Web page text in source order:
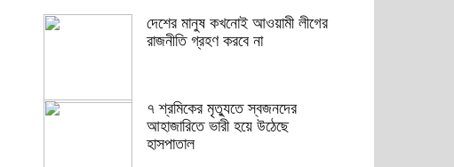
দেশের মানুষ কখনোই আওয়ামী লীগের
রাজনীতি গ্রহণ করবে না
৭ শ্রমিকের মৃত্যুতে স্বজনদের
আহাজারিতে ভারী হয়ে উঠেছে
হাসপাতাল